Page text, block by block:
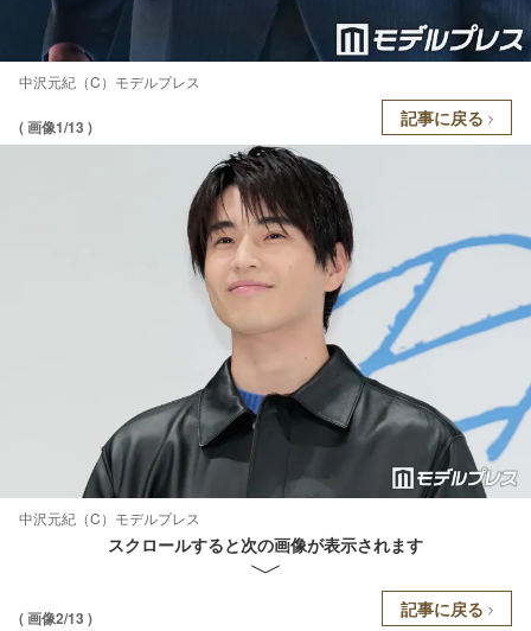
中沢元紀（C）モデルプレス
( 画像1/13 ) 記事に戻る
中沢元紀（C）モデルプレス
スクロールすると次の画像が表示されます
( 画像2/13 ) 記事に戻る